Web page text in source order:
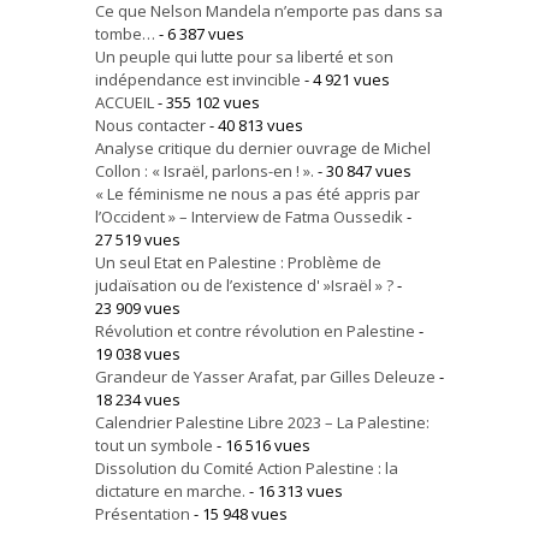
Ce que Nelson Mandela n’emporte pas dans sa
tombe… - 6 387 vues
Un peuple qui lutte pour sa liberté et son
indépendance est invincible - 4 921 vues
ACCUEIL - 355 102 vues
Nous contacter- 40 813 vues
Analyse critique du dernier ouvrage de Michel
Collon : « Israël, parlons-en ! ». - 30 847 vues
« Le féminisme ne nous a pas été appris par
l’Occident » – Interview de Fatma Oussedik -
27 519 vues
Un seul Etat en Palestine : Problème de
judaïsation ou de l’existence d' »Israël » ?-
23 909 vues
Révolution et contre révolution en Palestine -
19 038 vues
Grandeur de Yasser Arafat, par Gilles Deleuze -
18 234 vues
Calendrier Palestine Libre 2023 – La Palestine:
tout un symbole - 16 516 vues
Dissolution du Comité Action Palestine : la
dictature en marche. - 16 313 vues
Présentation - 15 948 vues